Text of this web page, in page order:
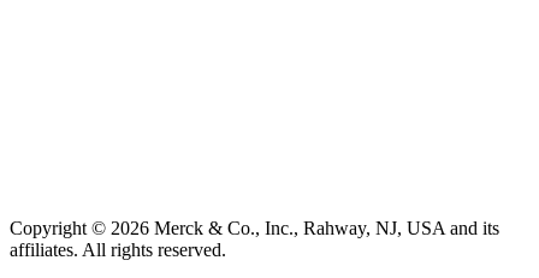
Copyright © 2026 Merck & Co., Inc., Rahway, NJ, USA and its
affiliates. All rights reserved.